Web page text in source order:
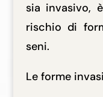
sia invasivo,
rischio di
seni.
Le forme